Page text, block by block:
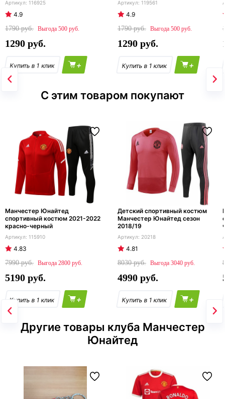
116925
4.9
1790
500
1290
+
119561
4.9
1790
500
1290
+
С этим товаром покупают
Манчестер Юнайтед
спортивный костюм 2021-2022
красно-черный
115910
4.83
7990
2800
5190
+
Детский спортивный костюм
Манчестер Юнайтед сезон
2018/19
20218
4.81
8030
3040
4990
+
Другие товары клуба Манчестер
Юнайтед